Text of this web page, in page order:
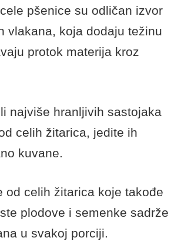
pšenice su odličan izvor
vlakana, koja dodaju težinu
protok materija kroz
najviše hranljivih sastojaka
celih žitarica, jedite ih
kuvane.
od celih žitarica koje takođe
plodove i semenke sadrže
u svakoj porciji.